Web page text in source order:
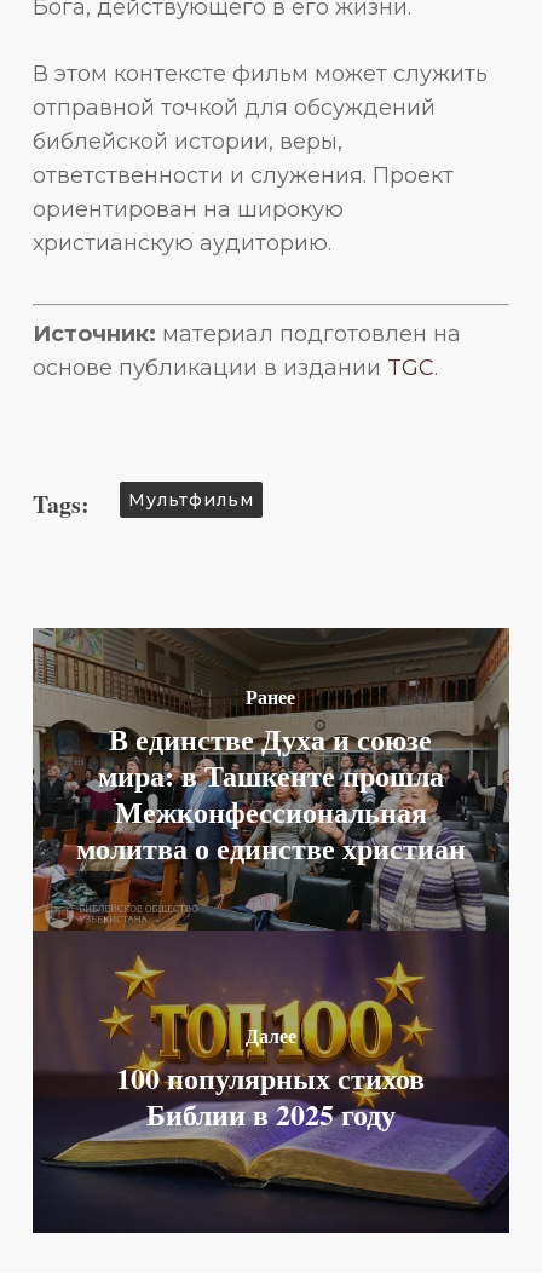
Бога, действующего в его жизни.
В этом контексте фильм может служить
отправной точкой для обсуждений
библейской истории, веры,
ответственности и служения. Проект
ориентирован на широкую
христианскую аудиторию.
Источник: материал подготовлен на
основе публикации в издании TGC.
Tags: Мультфильм
Ранее
В единстве Духа и союзе
мира: в Ташкенте прошла
Межконфессиональная
молитва о единстве христиан
Далее
100 популярных стихов
Библии в 2025 году